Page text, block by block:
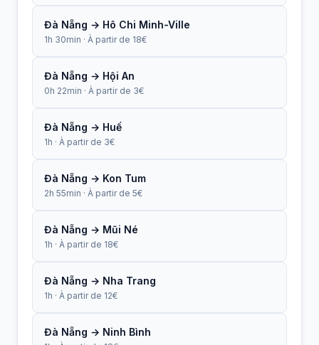
Đà Nẵng → Hô Chi Minh-Ville
1h 30min · À partir de 18€
Đà Nẵng → Hội An
0h 22min · À partir de 3€
Đà Nẵng → Huế
1h · À partir de 3€
Đà Nẵng → Kon Tum
2h 55min · À partir de 5€
Đà Nẵng → Mũi Né
1h · À partir de 18€
Đà Nẵng → Nha Trang
1h · À partir de 12€
Đà Nẵng → Ninh Bình